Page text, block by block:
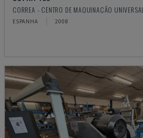
CORREA - CENTRO DE MAQUINAÇÃO UNIVERSAL
ESPANHA 2008